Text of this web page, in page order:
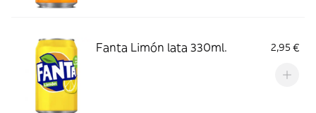
Fanta Limón lata 330ml. 2,95 €